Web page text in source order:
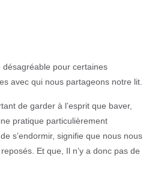
désagréable pour certaines
avec qui nous partageons notre lit.
de garder à l’esprit que baver,
pratique particulièrement
s’endormir, signifie que nous nous
Et que, Il n’y a donc pas de